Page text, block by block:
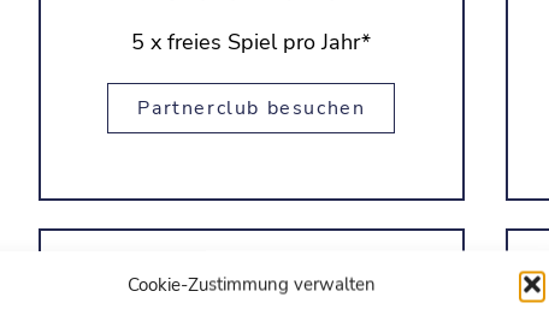
Cookie-Zustimmung verwalten
5 x freies Spiel pro Jahr*
Partnerclub besuchen